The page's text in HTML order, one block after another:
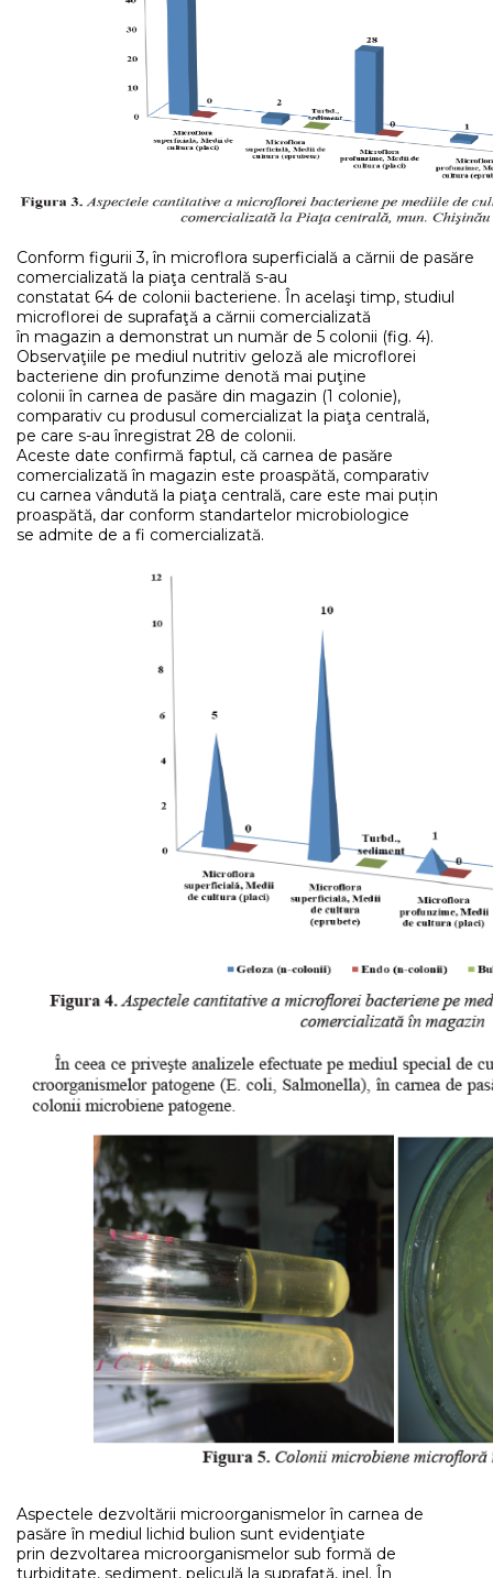
Conform figurii 3, în microflora superficială a cărnii de pasăre
comercializată la piaţa centrală s-au
constatat 64 de colonii bacteriene. În acelaşi timp, studiul
microflorei de suprafaţă a cărnii comercializată
în magazin a demonstrat un număr de 5 colonii (fig. 4).
Observaţiile pe mediul nutritiv geloză ale microflorei
bacteriene din profunzime denotă mai puţine
colonii în carnea de pasăre din magazin (1 colonie),
comparativ cu produsul comercializat la piaţa centrală,
pe care s-au înregistrat 28 de colonii.
Aceste date confirmă faptul, că carnea de pasăre
comercializată în magazin este proaspătă, comparativ
cu carnea vândută la piaţa centrală, care este mai puțin
proaspătă, dar conform standartelor microbiologice
se admite de a fi comercializată.
Aspectele dezvoltării microorganismelor în carnea de
pasăre în mediul lichid bulion sunt evidenţiate
prin dezvoltarea microorganismelor sub formă de
turbiditate, sediment, peliculă la suprafaţă, inel. În